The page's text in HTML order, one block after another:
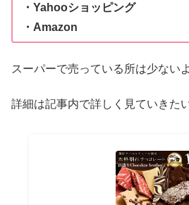
・Yahooショッピング
・Amazon
スーパーで売っている所は少ない
詳細は記事内で詳しく見ていきた